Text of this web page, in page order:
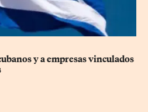
y a empresas vinculados